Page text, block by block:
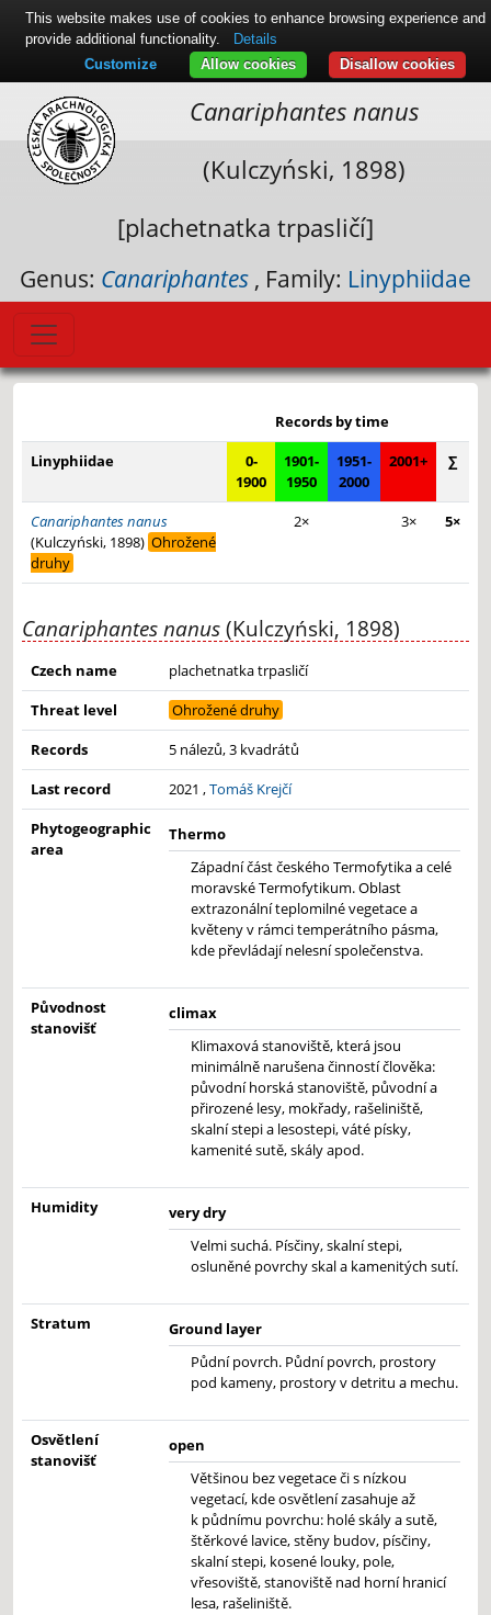
Canariphantes nanus
(Kulczyński, 1898)
[plachetnatka trpasličí]
Genus: Canariphantes , Family: Linyphiidae
−
Leaflet|© Seznam.cz a.s. a další
Records by time
Linyphiidae
0-
1900
1901-
1950
1951-
2000
2001+ ∑
Canariphantes nanus
(Kulczyński, 1898) Ohrožené
druhy
2× 3× 5×
Canariphantes nanus(Kulczyński, 1898)
Czech name
plachetnatka trpasličí
Threat level
Ohrožené druhy
Records
5 nálezů, 3 kvadrátů
Last record
2021 ,Tomáš Krejčí
Phytogeographic
area
Thermo
Západní část českého Termofytika a celé
moravské Termofytikum. Oblast
extrazonální teplomilné vegetace a
květeny v rámci temperátního pásma,
kde převládají nelesní společenstva.
Původnost
stanovišť
climax
Klimaxová stanoviště, která jsou
minimálně narušena činností člověka:
původní horská stanoviště, původní a
přirozené lesy, mokřady, rašeliniště,
skalní stepi a lesostepi, váté písky,
kamenité sutě, skály apod.
Humidity
very dry
Velmi suchá. Písčiny, skalní stepi,
osluněné povrchy skal a kamenitých sutí.
Stratum
Ground layer
Půdní povrch. Půdní povrch, prostory
pod kameny, prostory v detritu a mechu.
Osvětlení
stanovišť
open
Většinou bez vegetace či s nízkou
vegetací, kde osvětlení zasahuje až
k půdnímu povrchu: holé skály a sutě,
štěrkové lavice, stěny budov, písčiny,
skalní stepi, kosené louky, pole,
vřesoviště, stanoviště nad horní hranicí
lesa, rašeliniště.
This website makes use of cookies to enhance browsing experience and
provide additional functionality.
Details
Disallow cookies
Allow cookies
Customize